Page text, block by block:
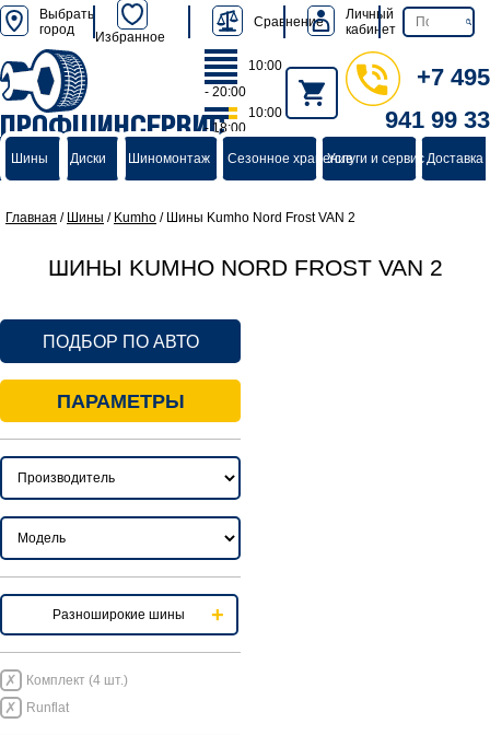
Выбрать
город
Избранное
Сравнение
Личный
кабинет
ПРОФШИНСЕРВИС
группа компаний
10:00
- 20:00
10:00
- 18:00
+7 495
941 99 33
Шины Диски Шиномонтаж Сезонное хранениеУслуги и сервисДоставка
Главная / Шины / Kumho / Шины Kumho Nord Frost VAN 2
ШИНЫ KUMHO NORD FROST VAN 2
ПОДБОР ПО АВТО
ПАРАМЕТРЫ
Разноширокие шины
Комплект (4 шт.)
Runflat